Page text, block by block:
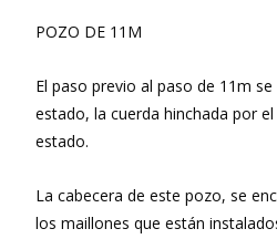
POZO DE 11M
El paso previo al paso de 11m
estado, la cuerda hinchada por
estado.
La cabecera de este pozo, se
los maillones que están